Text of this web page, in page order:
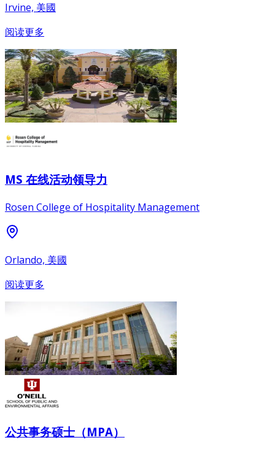
Irvine, 美國
阅读更多
MS 在线活动领导力
Rosen College of Hospitality Management
Orlando, 美國
阅读更多
公共事务硕士（MPA）